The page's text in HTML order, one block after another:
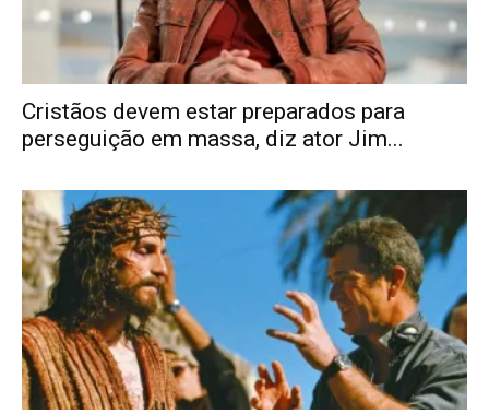
Cristãos devem estar preparados para
perseguição em massa, diz ator Jim...